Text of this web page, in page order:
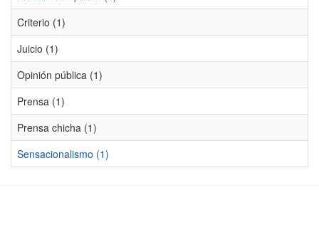
Criterio (1)
Juicio (1)
Opinión pública (1)
Prensa (1)
Prensa chicha (1)
Sensacionalismo (1)